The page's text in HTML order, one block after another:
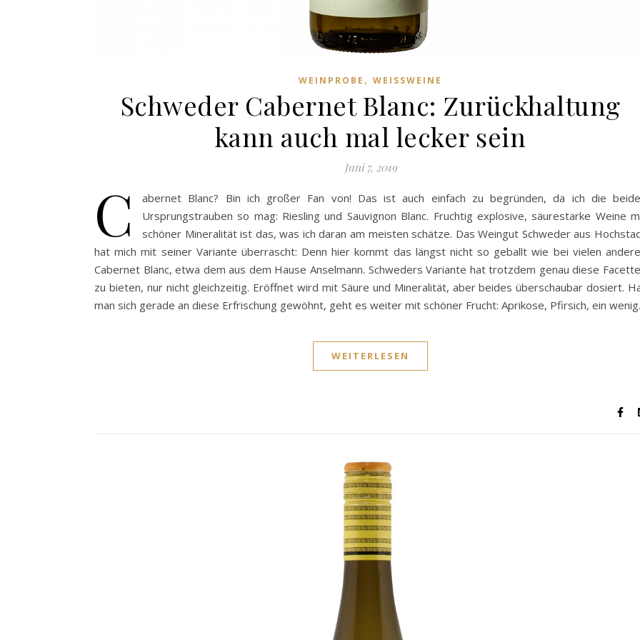
WEINPROBE , WEISSWEINE
Schweder Cabernet Blanc: Zurückhaltung
kann auch mal lecker sein
Juni 7, 2019
C
abernet Blanc? Bin ich großer Fan von! Das ist auch einfach zu begründen, da ich die
Ursprungstrauben so mag: Riesling und Sauvignon Blanc. Fruchtig explosive, säurestarke Weine
schöner Mineralität ist das, was ich daran am meisten schätze. Das Weingut Schweder aus
hat mich mit seiner Variante überrascht: Denn hier kommt das längst nicht so geballt wie bei vielen
Cabernet Blanc, etwa dem aus dem Hause Anselmann. Schweders Variante hat trotzdem genau diese
zu bieten, nur nicht gleichzeitig. Eröffnet wird mit Säure und Mineralität, aber beides überschaubar dosiert.
man sich gerade an diese Erfrischung gewöhnt, geht es weiter mit schöner Frucht: Aprikose, Pfirsich, ein
WEITERLESEN